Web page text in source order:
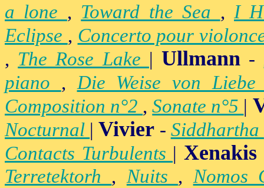
a lone , Toward the Sea ,I
Eclipse , Concerto pour
, The Rose Lake |Ullmann -
piano ,Die Weise von
Composition n°2 ,Sonate n°5 |
Nocturnal |Vivier - Siddhartha
Contacts Turbulents | Xenakis
Terretektorh ,Nuits ,Nomos